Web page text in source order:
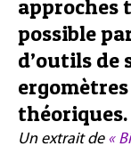
approches
possible
d’outils de
théoriques.
Un extrait de «